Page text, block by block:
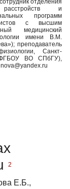
отделения
и
программ
с высшим
медицинский
имени В.М.
преподаватель
Санкт-
(ФГБОУ ВО СПбГУ),
2
Е.Б.,